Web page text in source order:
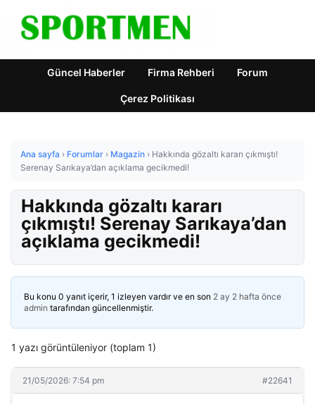
Güncel Haberler Firma Rehberi Forum
Çerez Politikası
Ana sayfa › Forumlar › Magazin › Hakkında gözaltı kararı çıkmıştı!
Serenay Sarıkaya’dan açıklama gecikmedi!
Hakkında gözaltı kararı
çıkmıştı! Serenay Sarıkaya’dan
açıklama gecikmedi!
Bu konu 0 yanıt içerir, 1 izleyen vardır ve en son 2 ay 2 hafta önce
admin tarafından güncellenmiştir.
1 yazı görüntüleniyor (toplam 1)
21/05/2026: 7:54 pm #22641